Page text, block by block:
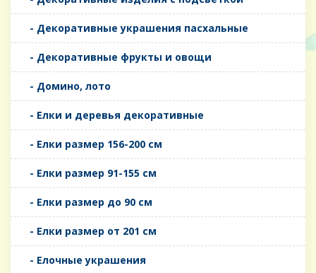
- Декоративные украшения пасхальные
- Декоративные фрукты и овощи
- Домино, лото
- Елки и деревья декоративные
- Елки размер 156-200 см
- Елки размер 91-155 см
- Елки размер до 90 см
- Елки размер от 201 см
- Елочные украшения